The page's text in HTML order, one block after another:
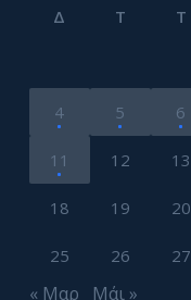
Δ Τ Τ
4 5 6
11 12 13
18 19 20
25 26 27
« Μαρ Μάι »